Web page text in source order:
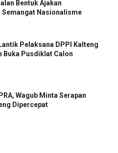
Bentuk Ajakan
Semangat Nasionalisme
Pelaksana DPPI Kalteng
Buka Pusdiklat Calon
Wagub Minta Serapan
Dipercepat